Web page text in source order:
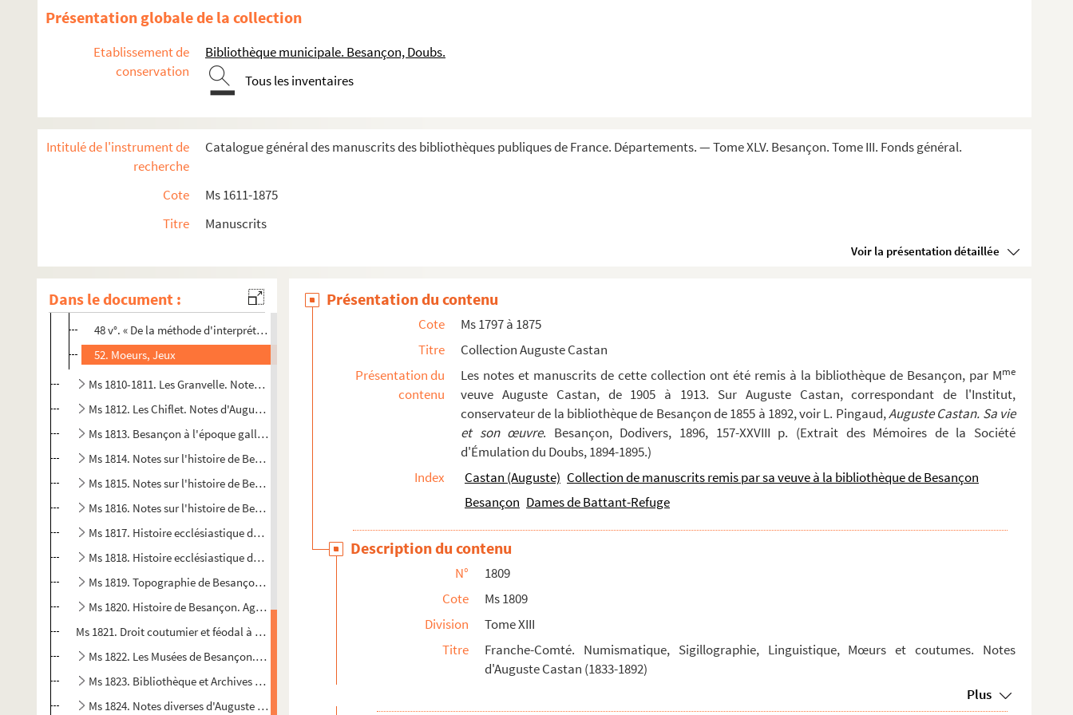
Présentation globale de la collection
Etablissement de
conservation
Bibliothèque municipale. Besançon, Doubs.
Tous les inventaires
Intitulé de l'instrument de
recherche
Catalogue général des manuscrits des bibliothèques publiques de France. Départements. — Tome XLV. Besançon. Tome III. Fonds général.
Cote
Ms 1611-1875
Titre
Manuscrits
Voir la présentation détaillée
Dans le document :
Fol. 21. Monnaies et jetons de Besançon
Fol. 43. Linguistique, Patois, Noms de lieu
Fol. 48 vo. « De la méthode d'interprétation des noms de lieu »
1. page de titre
2. Numismatique comtoise. Numismatique générale
16 v°. Médailles et monnaies comtoises
38. Sigillographie comtoise
43. Linguistique, Patois, Noms de lieu
48 v°. « De la méthode d'interprétation des noms de lieu »
52. Moeurs, Jeux
Ms 1810-1811. Les Granvelle. Notes d'Auguste Castan (1833-1892)
Ms 1812. Les Chiflet. Notes d'Auguste Castan (1833-1892)
Ms 1813. Besançon à l'époque gallo-romaine. Notes d'Auguste Castan (1833-1892)
Ms 1814. Notes sur l'histoire de Besançon. Le Moyen-Age. (IX
siècle). Notes d'Auguste Castan (1833-189...
Ms 1815. Notes sur l'histoire de Besançon. Le Moyen-Age. (XIII
siècle). Notes d'Auguste Castan (1833-189...
Ms 1816. Notes sur l'histoire de Besançon. Les Temps modernes. (XVI
siècle). Notes d'Auguste Castan (18...
Ms 1817. Histoire ecclésiastique de Besançon. Clergé séculier. Notes d'Auguste Castan (1833-1892)
Ms 1818. Histoire ecclésiastique de Besançon. Clergé régulier. Liturgie bisontine. Notes d'Auguste Castan (18...
Ms 1819. Topographie de Besançon. Rues et places. Lieux-dits. Notes d'Auguste Castan (1833-1892)
Ms 1820. Histoire de Besançon. Agriculture, industrie, commerce, institutions. Notes d'Auguste Castan (1833-1...
Ms 1821. Droit coutumier et féodal à Besançon. Notes d'Auguste Castan (1833-1892)
Ms 1822. Les Musées de Besançon. Notes d'Auguste Castan (1833-1892)
Ms 1823. Bibliothèque et Archives de Besançon. Notes d'Auguste Castan (1833-1892)
Ms 1824. Notes diverses d'Auguste Castan (1833-1892)
Présentation du contenu
Cote
Ms 1797 à 1875
Titre
Collection Auguste Castan
Présentation du
contenu
Les notes et manuscrits de cette collection ont été remis à la bibliothèque de Besançon, par Mme
veuve Auguste Castan, de 1905 à 1913. Sur Auguste Castan, correspondant de l'Institut,
conservateur de la bibliothèque de Besançon de 1855 à 1892, voir L. Pingaud,Auguste Castan. Sa vie
et son œuvre. Besançon, Dodivers, 1896, 157-XXVIII p. (Extrait des Mémoires de la Société
d'Émulation du Doubs, 1894-1895.)
Index
Castan (Auguste) Collection de manuscrits remis par sa veuve à la bibliothèque de Besançon
Besançon Dames de Battant-Refuge
Description du contenu
N°
1809
Cote
Ms 1809
Division
Tome XIII
Titre
Franche-Comté. Numismatique, Sigillographie, Linguistique, Mœurs et coutumes. Notes
d'Auguste Castan (1833-1892)
Plus